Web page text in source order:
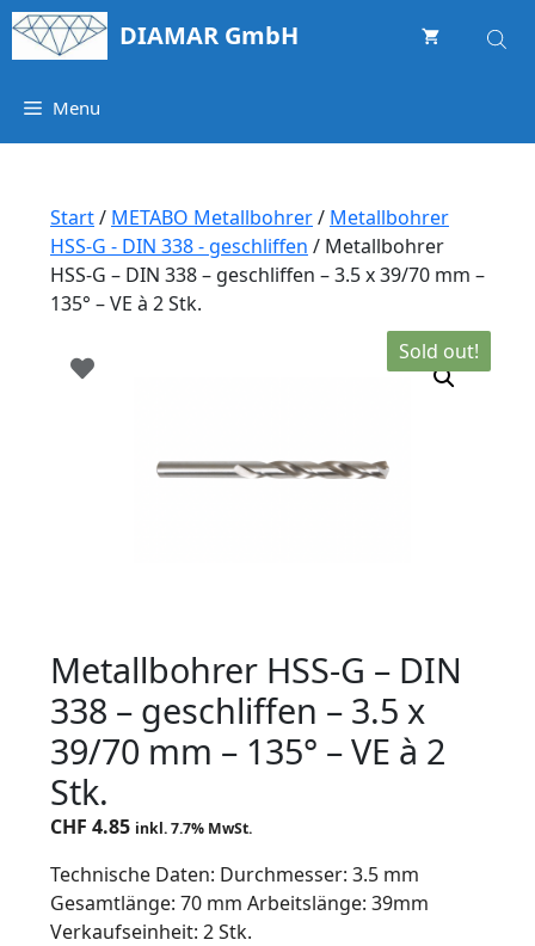
Springe
zum
DIAMAR GmbH
Menu
Start/ METABO Metallbohrer/ Metallbohrer
HSS-G - DIN 338 - geschliffen / Metallbohrer
HSS-G – DIN 338 – geschliffen – 3.5 x 39/70 mm –
135° – VE à 2 Stk.
Sold out!
Metallbohrer HSS-G – DIN
338 – geschliffen – 3.5 x
39/70 mm – 135° – VE à 2
Stk.
CHF 4.85 inkl. 7.7% MwSt.
Technische Daten: Durchmesser: 3.5 mm
Gesamtlänge: 70 mm Arbeitslänge: 39mm
Verkaufseinheit: 2 Stk.